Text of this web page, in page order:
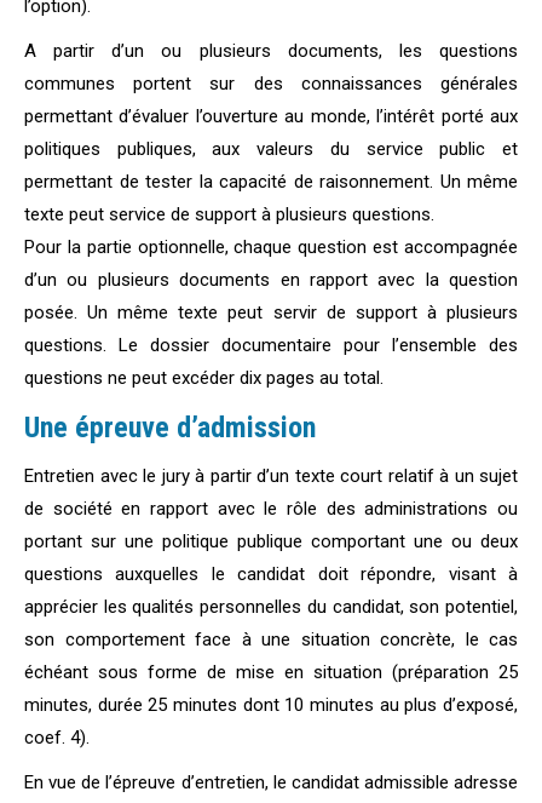
l’option).
A partir d’un ou plusieurs documents, les questions
communes portent sur des connaissances générales
permettant d’évaluer l’ouverture au monde, l’intérêt porté aux
politiques publiques, aux valeurs du service public et
permettant de tester la capacité de raisonnement. Un même
texte peut service de support à plusieurs questions.
Pour la partie optionnelle, chaque question est accompagnée
d’un ou plusieurs documents en rapport avec la question
posée. Un même texte peut servir de support à plusieurs
questions. Le dossier documentaire pour l’ensemble des
questions ne peut excéder dix pages au total.
Une épreuve d’admission
Entretien avec le jury à partir d’un texte court relatif à un sujet
de société en rapport avec le rôle des administrations ou
portant sur une politique publique comportant une ou deux
questions auxquelles le candidat doit répondre, visant à
apprécier les qualités personnelles du candidat, son potentiel,
son comportement face à une situation concrète, le cas
échéant sous forme de mise en situation (préparation 25
minutes, durée 25 minutes dont 10 minutes au plus d’exposé,
coef. 4).
En vue de l’épreuve d’entretien, le candidat admissible adresse